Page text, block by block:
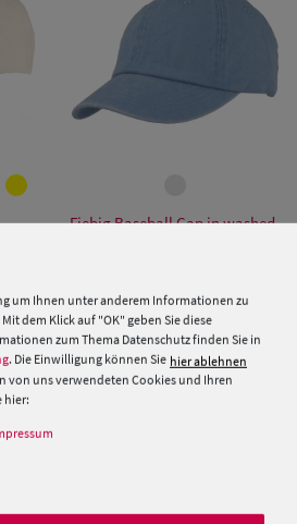
Fiebig Baseball Cap in washed
15,00 €
SALE
um Ihnen unter anderem Informationen zu
dem Klick auf "OK" geben Sie diese
zum Thema Datenschutz finden Sie in
. Die Einwilligung können Sie hier ablehnen
von uns verwendeten Cookies und Ihren
hier: